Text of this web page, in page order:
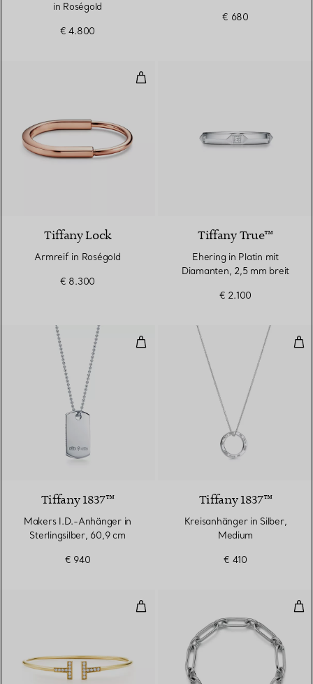
in Roségold
€ 4.800
€ 680
Armreif in Roségold
Tiffany Lock
Armreif in Roségold
€ 8.300
Tiffany True™
Ehering in Platin mit
Diamanten, 2,5 mm breit
€ 2.100
Makers I.D.-Anhänger in
Tiffany 1837™
Makers I.D.-Anhänger in
Sterlingsilber, 60,9 cm
€ 940
Tiffany 1837™
Kreisanhänger in Silber,
Medium
€ 410
Wire Armreif mit Diamanten in